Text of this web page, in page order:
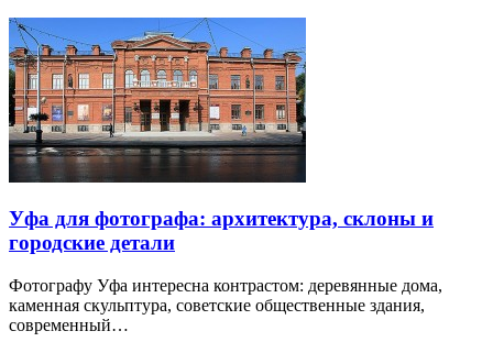
Уфа для фотографа: архитектура, склоны и
городские детали
Фотографу Уфа интересна контрастом: деревянные дома,
каменная скульптура, советские общественные здания,
современный…